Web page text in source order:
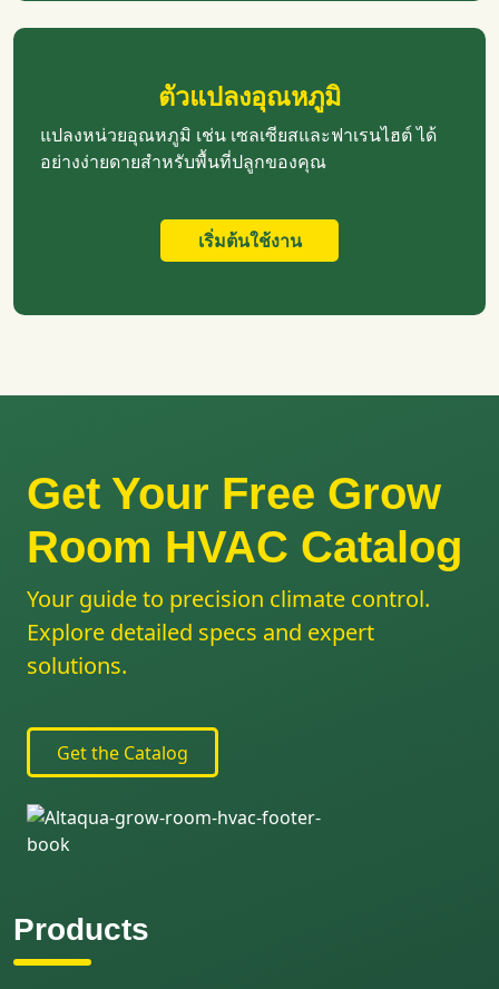
ตัวแปลงอุณหภูมิ
แปลงหน่วยอุณหภูมิ เช่น เซลเซียสและฟาเรนไฮต์ ได้
อย่างง่ายดายสำหรับพื้นที่ปลูกของคุณ
เริ่มต้นใช้งาน
Get Your Free Grow
Room HVAC Catalog
Your guide to precision climate control.
Explore detailed specs and expert
solutions.
Get the Catalog
Products